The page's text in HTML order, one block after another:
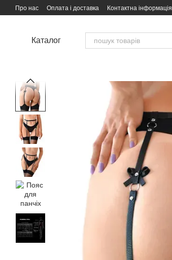
Перейти до основного контенту
Про нас Оплата і доставка Контактна інформація
Каталог